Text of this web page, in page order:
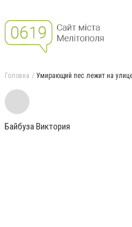
Головна Умирающий пес лежит на
Байбуза Виктория